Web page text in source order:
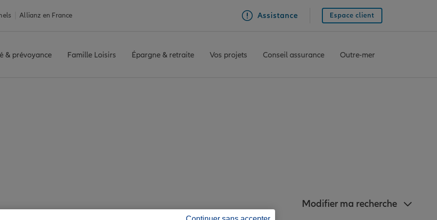
Allianz en France Assistance Espace client
& prévoyance Famille Loisirs Épargne & retraite Vos projets Conseil assurance Outre-mer
Modifier ma recherche